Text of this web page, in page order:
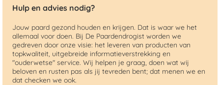
Hulp en advies nodig?
Jouw paard gezond houden en krijgen. Dat is waar we het
allemaal voor doen. Bij De Paardendrogist worden we
gedreven door onze visie: het leveren van producten van
topkwaliteit, uitgebreide informatieverstrekking en
"ouderwetse" service. Wij helpen je graag, doen wat wij
beloven en rusten pas als jij tevreden bent; dat menen we en
dat checken we ook.